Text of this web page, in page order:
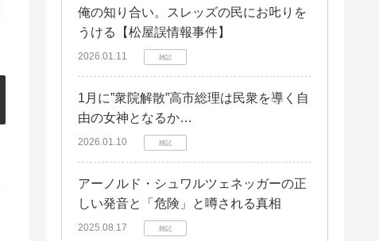
保証とサポートの確認
よくある質問（FAQ）
中国製以外のモバイルバッテリーも危
険？
モバイルバッテリーの容量表示は信用
できる？
価格と品質の関係は？
まとめ
安全なモバイルバッテリー選びと使い
方
俺の知り合い。スレッズの民にお𠮟りを
うける【松屋誤情報事件】
2026.01.11 雑記
1月に”衆院解散”高市総理は民衆を導く自
由の女神となるか…
2026.01.10 雑記
アーノルド・シュワルツェネッガーの正
しい発音と「危険」と噂される真相
2025.08.17 雑記